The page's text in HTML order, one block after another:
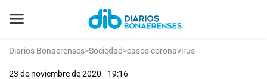
Diarios Bonaerenses>Sociedad>casos coronavirus
23 de noviembre de 2020 - 19:16